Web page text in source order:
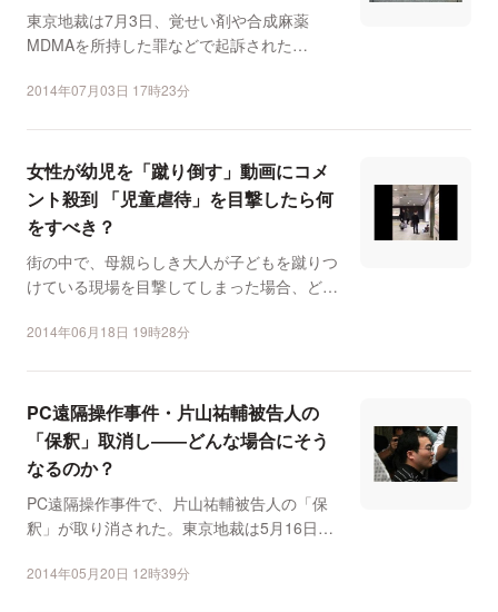
東京地裁は7月3日、覚せい剤や合成麻薬
MDMAを所持した罪などで起訴された
2014年07月03日 17時23分
女性が幼児を「蹴り倒す」動画にコメ
ント殺到 「児童虐待」を目撃したら何
をすべき？
街の中で、母親らしき大人が子どもを蹴りつ
けている現場を目撃してしまった場合、どう
2014年06月18日 19時28分
PC遠隔操作事件・片山祐輔被告人の
「保釈」取消し――どんな場合にそう
なるのか？
PC遠隔操作事件で、片山祐輔被告人の「保
釈」が取り消された。東京地裁は5月16日に
2014年05月20日 12時39分